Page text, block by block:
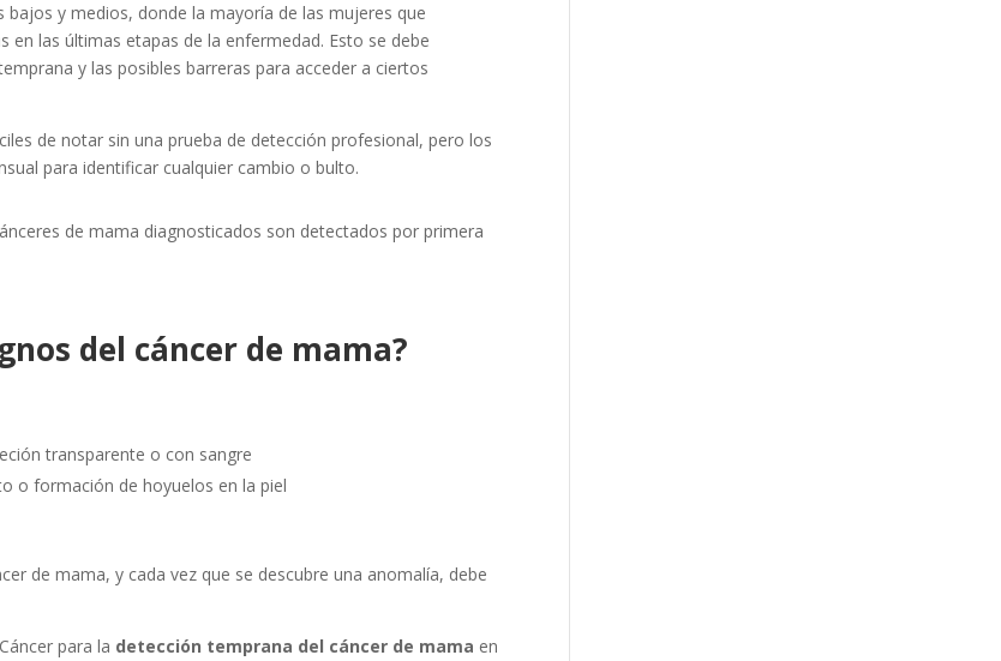
y medios, donde la mayoría de las mujeres que
las últimas etapas de la enfermedad. Esto se debe
y las posibles barreras para acceder a ciertos
de notar sin una prueba de detección profesional, pero los
para identificar cualquier cambio o bulto.
de mama diagnosticados son detectados por primera
del cáncer de mama?
transparente o con sangre
o formación de hoyuelos en la piel
de mama, y ​​cada vez que se descubre una anomalía, debe
para la detección temprana del cáncer de mama en